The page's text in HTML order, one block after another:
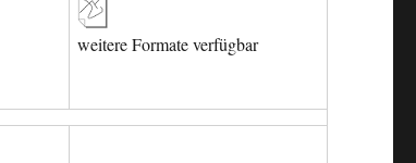
weitere Formate verfügbar